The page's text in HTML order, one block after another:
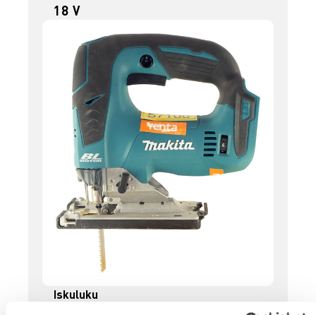
18 V
Iskuluku